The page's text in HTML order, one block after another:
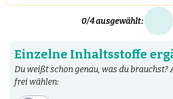
0/4 ausgewählt:
Einzelne Inhaltsstoffe
Du weißt schon genau, was du brauchst?
frei wählen: